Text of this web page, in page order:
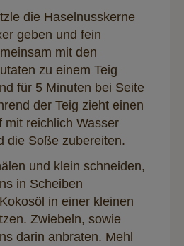
die Haselnusskerne
geben und fein
mit den
zu einem Teig
für 5 Minuten bei Seite
der Teig zieht einen
mit reichlich Wasser
die Soße zubereiten.
und klein schneiden,
in Scheiben
in einer kleinen
Zwiebeln, sowie
darin anbraten. Mehl